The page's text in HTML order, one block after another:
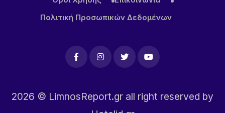
Πολιτική Προσωπικών Δεδομένων
2026 © LimnosReport.gr all right reserved by